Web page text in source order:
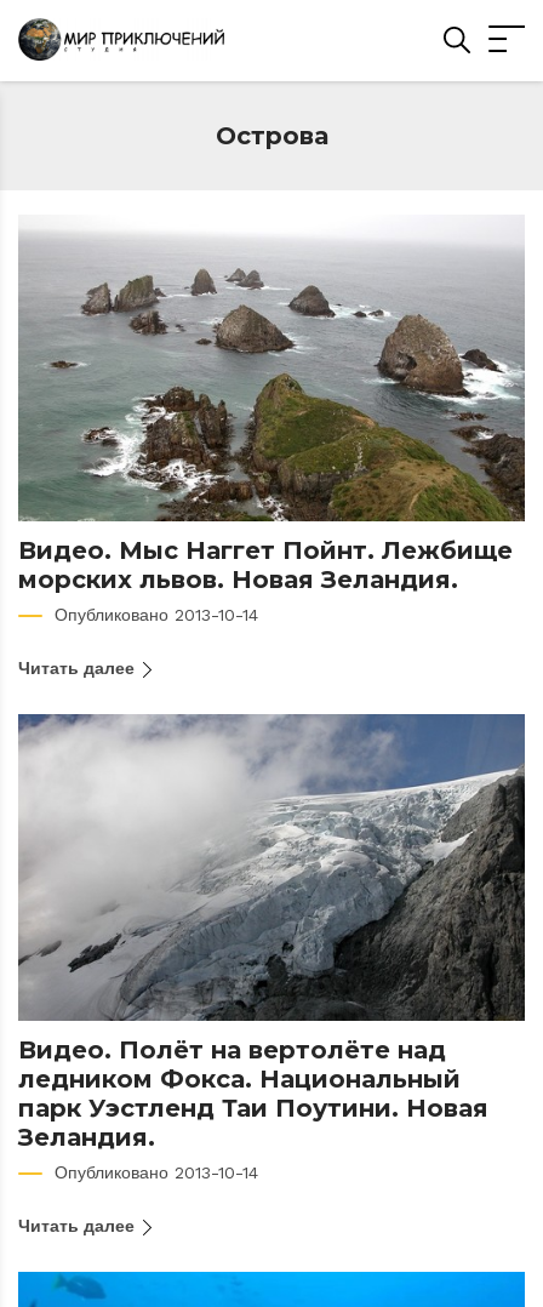
Острова
Видео. Мыс Наггет Пойнт. Лежбище
морских львов. Новая Зеландия.
Опубликовано 2013-10-14
Читать далее
Видео. Полёт на вертолёте над
ледником Фокса. Национальный
парк Уэстленд Таи Поутини. Новая
Зеландия.
Опубликовано 2013-10-14
Читать далее